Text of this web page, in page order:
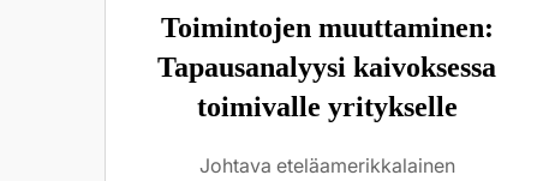
Toimintojen muuttaminen:
Tapausanalyysi kaivoksessa
toimivalle yritykselle
Johtava eteläamerikkalainen